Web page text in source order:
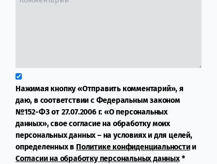
Нажимая кнопку «Отправить комментарий», я
даю, в соответствии с Федеральным законом
№152-ФЗ от 27.07.2006 г. «О персональных
данных», свое согласие на обработку моих
персональных данных – на условиях и для целей,
определенных в Политике конфиденциальностии
Согласии на обработку персональных данных*